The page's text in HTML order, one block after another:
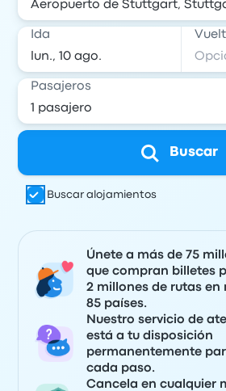
Ida
Pasajeros
Buscar
Buscar alojamientos
Únete a más de 75
que compran billetes
2 millones de rutas en
85 países.
Nuestro servicio de
está a tu disposición
permanentemente
cada paso.
Cancela en cualquier